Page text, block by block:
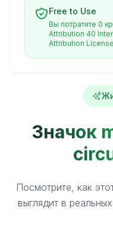
Free to Use
Вы потратите 0
Attribution 40
Attribution
Значок
Посмотрите, как
выглядит в